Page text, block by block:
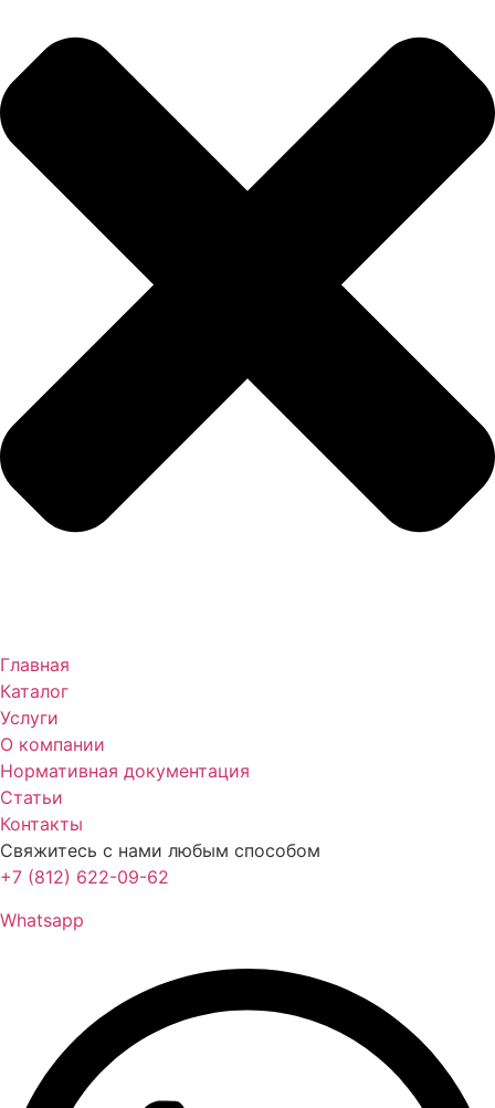
Главная
Каталог
Услуги
О компании
Нормативная документация
Статьи
Контакты
Свяжитесь с нами любым способом
+7 (812) 622-09-62
Whatsapp